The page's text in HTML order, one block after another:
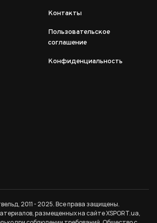
Контакты
Пользовательское
соглашение
Конфиденциальность
2011 - 2025. Все права защищены.
размещенных на сайте XSPORT.ua,